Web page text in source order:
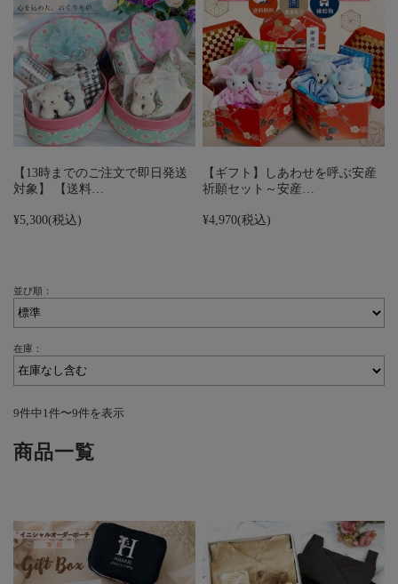
【13時までのご注文で即日発送
対象】 【送料…
¥5,300(税込)
【ギフト】しあわせを呼ぶ安産
祈願セット～安産…
¥4,970(税込)
並び順：
在庫：
9件中1件〜9件を表示
商品一覧